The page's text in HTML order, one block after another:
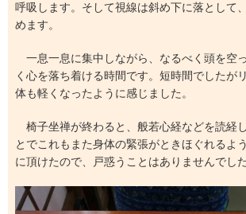
呼吸します。そして視線は斜め下に落として
めます。
一息一息に集中しながら、なるべく頭を空
く心を落ち着ける時間です。短時間でしたが
体も軽くなったように感じました。
椅子坐禅が終わると、般若心経などを読経
とでこれもまた身体の緊張がときほぐれるよ
に頂けたので、戸惑うことはありませんでした